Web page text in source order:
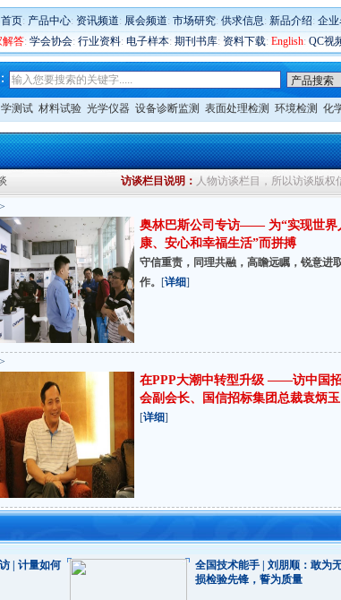
首页: 产品中心: 资讯频道: 展会频道: 市场研究: 供求信息: 新品介绍: 企
解答: 学会协会: 行业资料: 电子样本: 期刊书库: 资料下载: English: QC视
测试 材料试验 光学仪器 设备诊断监测 表面处理检测 环境检测 化
访谈栏目说明： 人物访谈栏目，所以访谈版
奥林巴斯公司专访—— 为“实现世界
康、安心和幸福生活”而拼搏
守信重责，同理共融，高瞻远瞩，锐意进
作。 [详细]
在PPP大潮中转型升级 ——访中国
会副会长、国信招标集团总裁袁炳玉
[详细]
| 计量如何
全国技术能手 | 刘朋顺：敢为
损检验先锋，誓为质量